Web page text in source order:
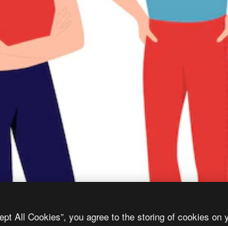
All Cookies”, you agree to the storing of cookies on